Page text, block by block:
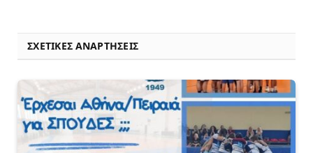
ΣΧΕΤΙΚΈΣ ΑΝΑΡΤΉΣΕΙΣ